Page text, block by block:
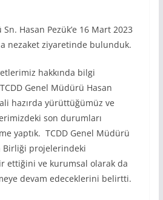
Hasan Pezük’e 16 Mart 2023
nezaket ziyaretinde bulunduk.
hakkında bilgi
Genel Müdürü Hasan
hazırda yürüttüğümüz ve
son durumları
yaptık. TCDD Genel Müdürü
Birliği projelerindeki
ettiğini ve kurumsal olarak da
devam edeceklerini belirtti.